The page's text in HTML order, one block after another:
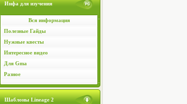
Инфа для изучения
Вся информация
Полезные Гайды
Нужные квесты
Интересное видео
Для Gma
Разное
Шаблоны Lineage 2